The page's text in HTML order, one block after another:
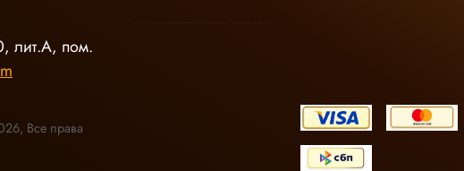
лит.А, пом.
Все права